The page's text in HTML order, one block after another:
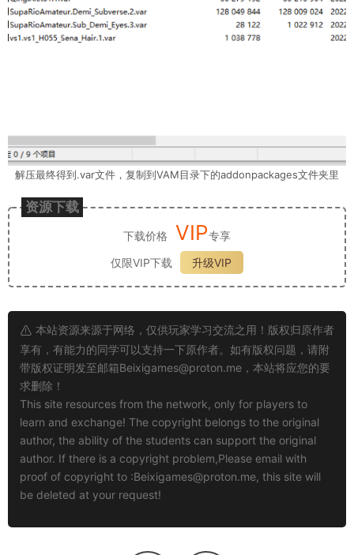
解压最终得到.var文件，复制到VAM目录下的addonpackages文件夹里
资源下载
下载价格 VIP专享
仅限VIP下载
升级VIP
本站资源来源于网络，仅供玩家学习交流之用！版权归原作者
享有，有能力的同学可以支持一下原作者。如有版权问题，请附
带版权证明发至邮箱Beixigames@proton.me ，本站将应您的要
求删除！
This site resources from the network, only for players to
learn and exchange! The copyright belongs to the original
author, the ability of the students can support the original
author. If there is a copyright problem,Please email with
proof of copyright to :Beixigames@proton.me, this site will
be deleted at your request!